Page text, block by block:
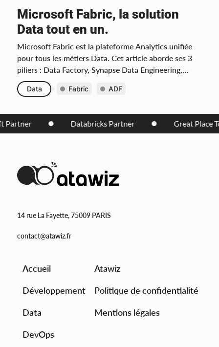
Microsoft Fabric, la solution
Data tout en un.
Microsoft Fabric est la plateforme Analytics unifiée
pour tous les métiers Data. Cet article aborde ses 3
piliers : Data Factory, Synapse Data Engineering,
Power BI, mais pas que !
Data Fabric ADF
Partner Databricks Partner Great Place
14 rue La Fayette, 75009 PARIS
contact@atawiz.fr
Accueil
Développement
Data
DevOps
Atawiz
Politique de confidentialité
Mentions légales